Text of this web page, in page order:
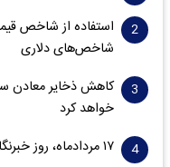
استفاده از شاخص
شاخص‌های دلاری
کاهش ذخایر معادن
خواهد کرد
۱۷ مردادماه، روز خبرنگار